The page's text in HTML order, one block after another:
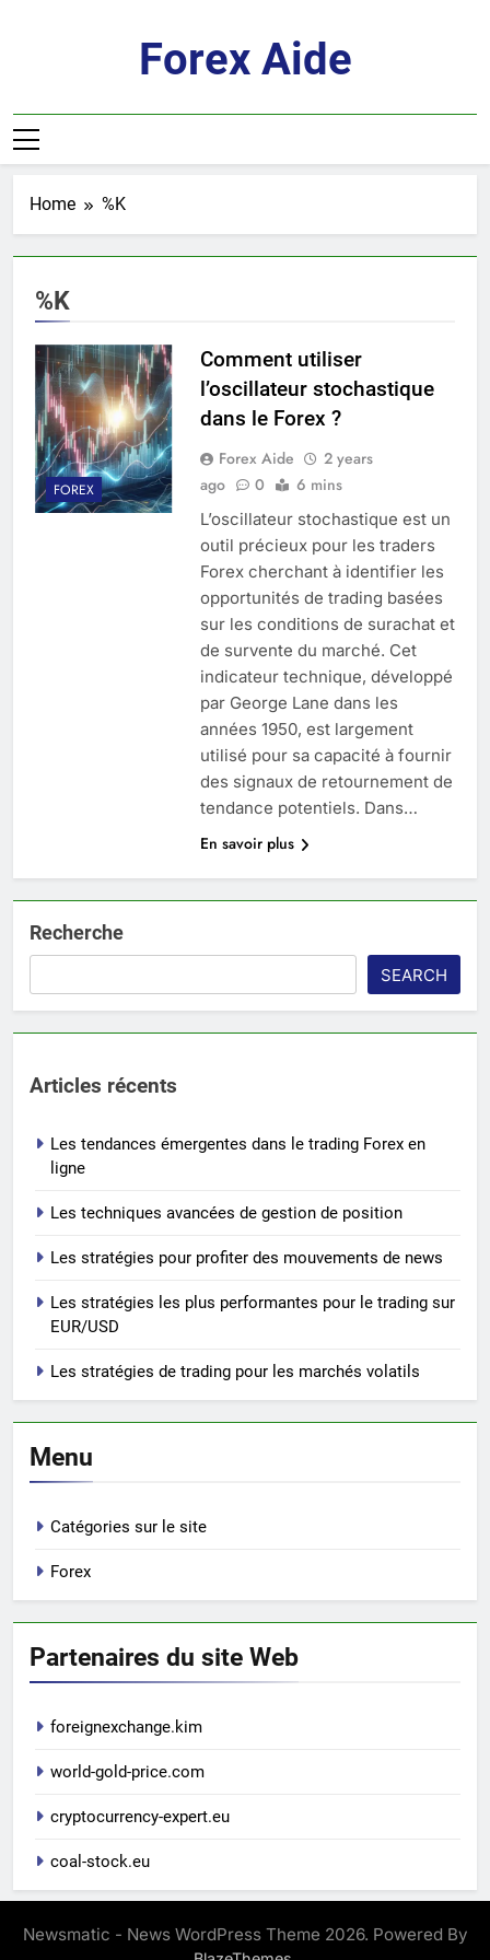
Forex Aide
Home %K
%K
FOREX
Comment utiliser
l’oscillateur stochastique
dans le Forex ?
Forex Aide
2 years
ago
0 6 mins
L’oscillateur stochastique est un
outil précieux pour les traders
Forex cherchant à identifier les
opportunités de trading basées
sur les conditions de surachat et
de survente du marché. Cet
indicateur technique, développé
par George Lane dans les
années 1950, est largement
utilisé pour sa capacité à fournir
des signaux de retournement de
tendance potentiels. Dans…
En savoir plus
Recherche
SEARCH
Articles récents
Les tendances émergentes dans le trading Forex en
ligne
Les techniques avancées de gestion de position
Les stratégies pour profiter des mouvements de news
Les stratégies les plus performantes pour le trading sur
EUR/USD
Les stratégies de trading pour les marchés volatils
Menu
Catégories sur le site
Forex
Partenaires du site Web
foreignexchange.kim
world-gold-price.com
cryptocurrency-expert.eu
coal-stock.eu
Newsmatic - News WordPress Theme 2026. Powered By